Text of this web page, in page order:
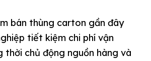
bán thùng carton gần đây
tiết kiệm chi phí vận
thời chủ động nguồn hàng và